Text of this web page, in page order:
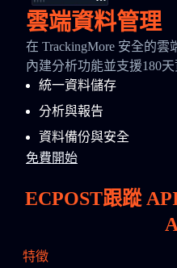
雲端資料管理
在 TrackingMore 安全的雲
內建分析功能並支援180
統一資料儲存
分析與報告
資料備份與安全
免費開始
ECPOST跟蹤
特徵